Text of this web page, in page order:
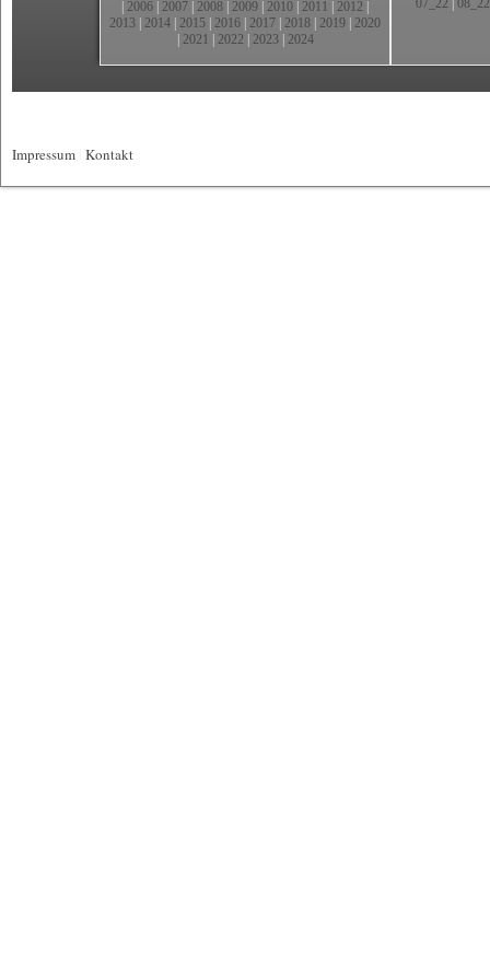
2006 2007 2008 2009 2010 2011 2012
2013 2014 2015 2016 2017 2018 2019 2020
2021 2022 2023| 2024
07_22
08_22
Impressum Kontakt